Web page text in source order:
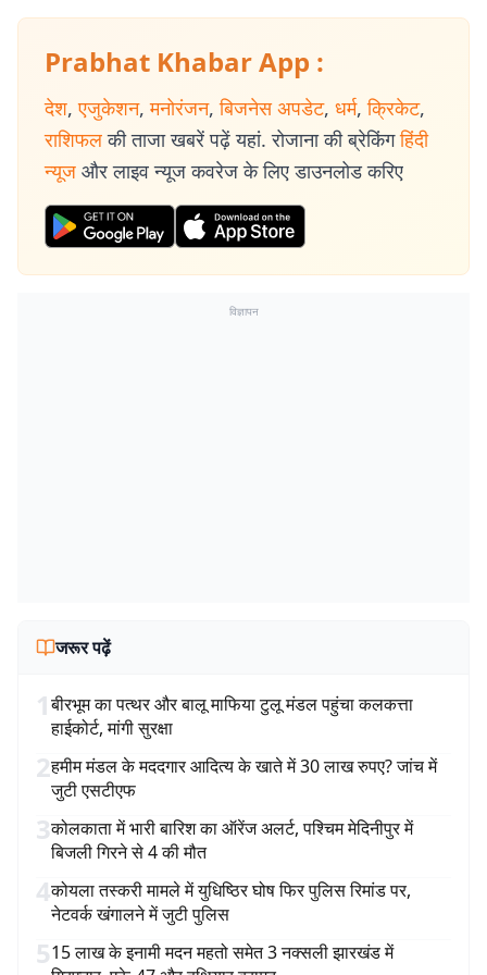
Prabhat Khabar App :
देश, एजुकेशन, मनोरंजन, बिजनेस अपडेट, धर्म, क्रिकेट,
राशिफल की ताजा खबरें पढ़ें यहां. रोजाना की ब्रेकिंग हिंदी
न्यूज और लाइव न्यूज कवरेज के लिए डाउनलोड करिए
विज्ञापन
जरूर पढ़ें
1बीरभूम का पत्थर और बालू माफिया टुलू मंडल पहुंचा कलकत्ता
हाईकोर्ट, मांगी सुरक्षा
2हमीम मंडल के मददगार आदित्य के खाते में 30 लाख रुपए? जांच में
जुटी एसटीएफ
3कोलकाता में भारी बारिश का ऑरेंज अलर्ट, पश्चिम मेदिनीपुर में
बिजली गिरने से 4 की मौत
4कोयला तस्करी मामले में युधिष्ठिर घोष फिर पुलिस रिमांड पर,
नेटवर्क खंगालने में जुटी पुलिस
515 लाख के इनामी मदन महतो समेत 3 नक्सली झारखंड में